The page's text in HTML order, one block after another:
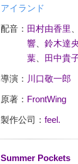
アイランド
配音： 田村由香里
響、 鈴木達
葉、 田中貴
導演： 川口敬一郎
原著： FrontWing
製作公司： feel.
Summer Pockets